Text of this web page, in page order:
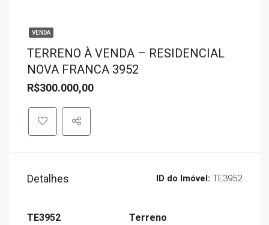
VENDA
TERRENO À VENDA – RESIDENCIAL
NOVA FRANCA 3952
R$300.000,00
Detalhes ID do Imóvel: TE3952
TE3952 Terreno